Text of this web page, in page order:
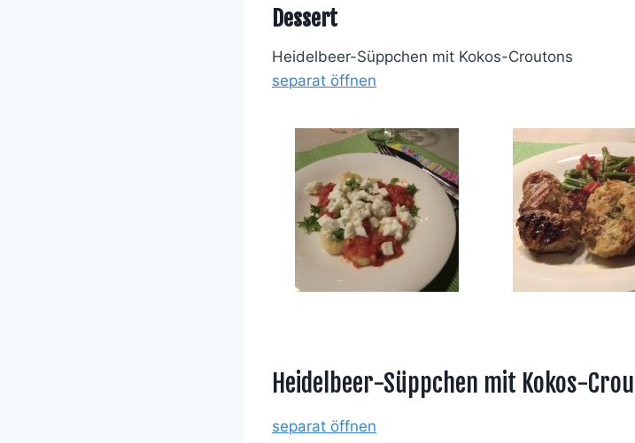
Dessert
Heidelbeer-Süppchen mit Kokos-Croutons
separat öffnen
Heidelbeer-Süppchen mit Kokos-
separat öffnen